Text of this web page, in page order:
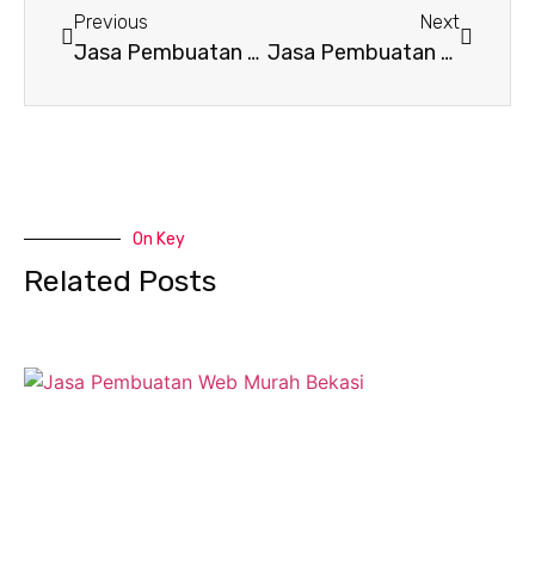
Previous
Jasa Pembuatan Website di SUKAINDAH Kab. BEKASI
Next
Jasa Pembuatan Website di BANTARSARI Kab. BEKASI
On Key
Related Posts